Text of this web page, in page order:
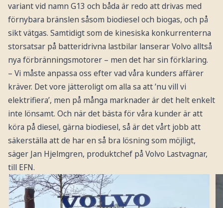
variant vid namn G13 och båda är redo att drivas med
förnybara bränslen såsom biodiesel och biogas, och på
sikt vätgas. Samtidigt som de kinesiska konkurrenterna
storsatsar på batteridrivna lastbilar lanserar Volvo alltså
nya förbränningsmotorer – men det har sin förklaring.
– Vi måste anpassa oss efter vad våra kunders affärer
kräver. Det vore jätteroligt om alla sa att ’nu vill vi
elektrifiera’, men på många marknader är det helt enkelt
inte lönsamt. Och när det bästa för våra kunder är att
köra på diesel, gärna biodiesel, så är det vårt jobb att
säkerställa att de har en så bra lösning som möjligt,
säger Jan Hjelmgren, produktchef på Volvo Lastvagnar,
till EFN.